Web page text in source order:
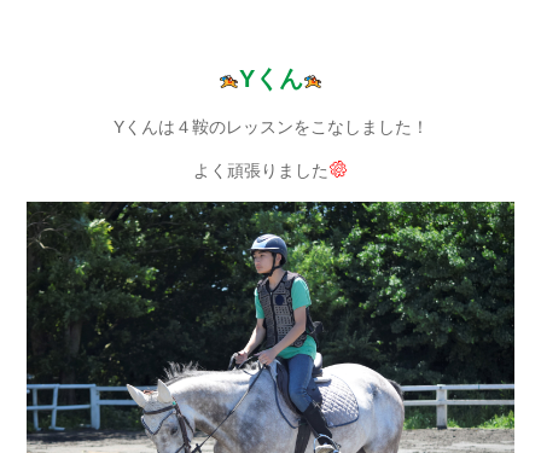
Yくん
Yくんは４鞍のレッスンをこなしました！
よく頑張りました